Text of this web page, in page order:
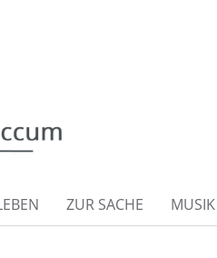
ZUR SACHE MUSIK